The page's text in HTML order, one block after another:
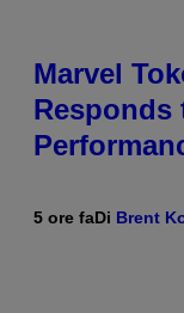
Marvel
Responds
5 ore faDi Brent